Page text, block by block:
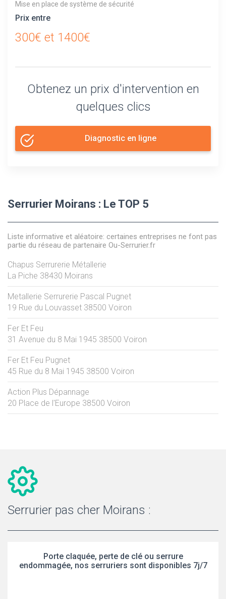
Mise en place de système de sécurité
Prix entre
300€ et 1400€
Obtenez un prix d'intervention en
quelques clics
Diagnostic en ligne
Serrurier Moirans : Le TOP 5
Liste informative et aléatoire: certaines entreprises ne font pas
partie du réseau de partenaire Ou-Serrurier.fr
Chapus Serrurerie Métallerie
La Piche 38430 Moirans
Metallerie Serrurerie Pascal Pugnet
19 Rue du Louvasset 38500 Voiron
Fer Et Feu
31 Avenue du 8 Mai 1945 38500 Voiron
Fer Et Feu Pugnet
45 Rue du 8 Mai 1945 38500 Voiron
Action Plus Dépannage
20 Place de l'Europe 38500 Voiron
Serrurier pas cher Moirans :
Porte claquée, perte de clé ou serrure
endommagée, nos serruriers sont disponibles 7j/7